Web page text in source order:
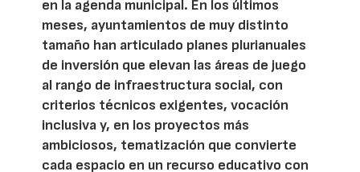
en la agenda municipal. En los últimos
meses, ayuntamientos de muy distinto
tamaño han articulado planes plurianuales
de inversión que elevan las áreas de juego
al rango de infraestructura social, con
criterios técnicos exigentes, vocación
inclusiva y, en los proyectos más
ambiciosos, tematización que convierte
cada espacio en un recurso educativo con